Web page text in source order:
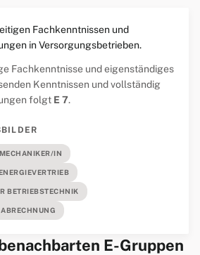
Fachkenntnissen und
in Versorgungsbetrieben.
Fachkenntnisse und eigenständiges
Kenntnissen und vollständig
folgt E 7.
IN
BETRIEBSTECHNIK
E-Gruppen